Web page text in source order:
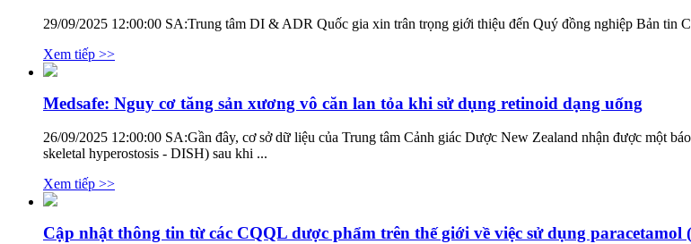
29/09/2025 12:00:00 SA:Trung tâm DI & ADR Quốc gia xin trân trọng giới thiệu đến Quý đồng nghiệp Bản tin
Xem tiếp >>
Medsafe: Nguy cơ tăng sản xương vô căn lan tỏa khi sử dụng retinoid dạng uống
26/09/2025 12:00:00 SA:Gần đây, cơ sở dữ liệu của Trung tâm Cảnh giác Dược New Zealand nhận được một
skeletal hyperostosis - DISH) sau khi ...
Xem tiếp >>
Cập nhật thông tin từ các CQQL dược phẩm trên thế giới về việc sử dụng paracetamol